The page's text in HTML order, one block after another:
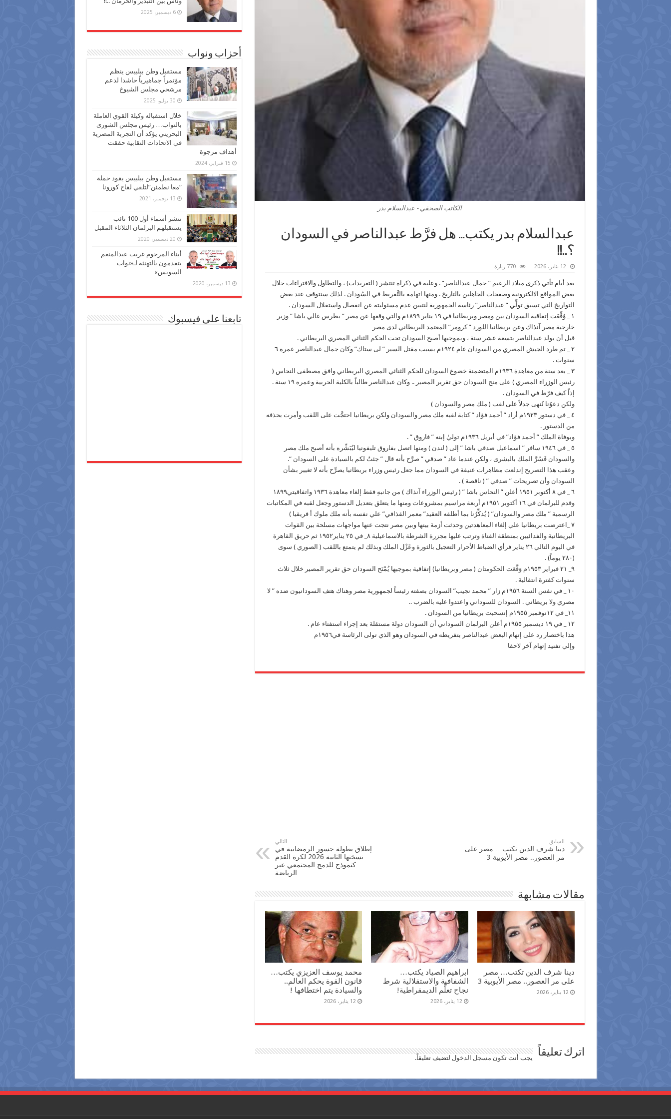
الكاتب الصحفي - عبدالسلام بدر
عبدالسلام بدر يكتب… هل فرَّط عبدالناصر في السودان
؟..!!
12 يناير، 2026 770 زيارة
بعد أيام تأتي ذكرى ميلاد الزعيم ” جمال عبدالناصر” . وعليه في ذكراه تنتشر ( التغريدات) ، والتطاول والافتراءات خلال
بعض المواقع الالكترونية وصفحات الجاهلين بالتاريخ . ومنها اتهامه بالتَّفريط في السُودان . لذلك سنتوقف عند بعض
التواريخ التي تسبق تولِّي ” عبدالناصر” رئاسة الجمهورية لنتبين عدم مسئوليته عن انفصال واستقلال السودان .
١ _ وُقِّعَت إتفاقية السودان بين ومصر وبريطانيا في ١٩ يناير ١٨٩٩م والتي وقعها عن مصر ” بطرس غالي باشا ” وزير
خارجية مصر آنذاك وعن بريطانيا اللورد ” كرومر” المعتمد البريطاني لدى مصر
قبل أن يولد عبدالناصر بتسعة عشر سنة ، وبموجبها أصبح السودان تحت الحكم الثنائي المصري البريطاني .
٢ _ تم طرد الجيش المصري من السودان عام ١٩٢٤م بسبب مقتل السير ” لى ستاك” وكان جمال عبدالناصر عمره ٦
سنوات .
٣ _ بعد سنة من معاهدة ١٩٣٦م المتضمنة خضوع السودان للحكم الثنائي المصري البريطاني وافق مصطفى النحاس (
رئيس الوزراء المصري ) على منح السودان حق تقرير المصير .. وكان عبدالناصر طالباً بالكلية الحربية وعمره ١٩ سنة .
إذاً كيف فرّط في السودان .
ولكن دعوُنا نُنهى جدلاً على لقب ( ملك مصر والسودان )
٤ _ في دستور ١٩٢٣م أراد ” أحمد فؤاد ” كتابة لقبه ملك مصر والسودان ولكن بريطانيا احتجَّت على اللقب وأمرت بحذفه
من الدستور .
وبوفاة الملك ” أحمد فؤاد” في أبريل ١٩٣٦م توليٰ إبنه ” فاروق ” .
٥ _ في ١٩٤٦ سافر ” اسماعيل صدقي باشا ” إلى ( لندن ) ومنها اتصل بفاروق تليفونيا ليُبَشِّره بأنه أصبح ملك مصر
والسودان فَسُرَّ الملك بالبشرى ، ولكن عندما عاد ” صدقي ” صرَّح بأنه قال ” جئتُ لكم بالسيادة على السودان “.
وعقب هذا التصريح إندلعت مظاهرات عنيفة في السودان مما جعل رئيس وزراء بريطانيا يصرِّح بأنه لا تغيير بشأن
السودان وأن تصريحات ” صدقي ” ( ناقصة ) .
٦ _ في ٨ أكتوبر ١٩٥١ أعلن ” النحاس باشا ” ( رئيس الوزراء آنذاك ) من جانبهِ فقط إلغاء معاهدة ١٩٣٦ واتفاقيتي١٨٩٩
وقدم للبرلمان في ١٦ أكتوبر ١٩٥١م أربعة مراسيم بمشروعات ومنها ما يتعلق بتعديل الدستور وجعل لقبه في المكاتبات
الرسمية ” ملك مصر والسودان” ( يُذكِّرُنا بما أطلقه العقيد” معمر القذافي” علي نفسه بأنه ملك ملوك أ فريقيا )
٧ _اعترضت بريطانيا علي إلغاء المعاهدتين وحدثت أزمة بينها وبين مصر نتجت عنها مواجهات مسلحة بين القوات
البريطانية والفدائيين بمنطقة القناة وترتب عليها مجزرة الشرطة بالاسماعيلية ٨_ في ٢٥ يناير١٩٥٢ ثم حريق القاهرة
في اليوم التالي ٢٦ يناير فرأي الضباط الأحرار التعجيل بالثورة وعَزْل الملك وبذلك لم يتمتع باللقب ( الصوري ) سوى
(٢٨٠ يوماً) .
٩_ ٢١ فبراير ١٩٥٣م وَقَّعَت الحكومتان ( مصر وبريطانيا) إتفاقية بموجبها يُمْنَح السودان حق تقرير المصير خلال ثلاث
سنوات كفترة انتقالية .
١٠ _ في نفس السنة ١٩٥٦م زار ” محمد نجيب” السودان بصفته رئيساً لجمهورية مصر وهناك هتف السودانيون ضده ” لا
مصري ولا بريطاني . السودان للسوداني واعتدوا عليه بالضرب ..
١١_ في ١٢نوفمبر ١٩٥٥م إنسحبت بريطانيا من السودان .
١٢ _ في ١٩ ديسمبر ١٩٥٥م أعلن البرلمان السوداني أن السودان دولة مستقلة بعد إجراء استفتاء عام .
هذا باختصار رد على إتهام البعض عبدالناصر بتفريطه في السودان وهو الذي تولى الرئاسة في١٩٥٦م
وإلي تفنيد إتهام آخر لاحقا
السابق
دينا شرف الدين تكتب… مصر على
مر العصور.. مصر الأيوبية 3
التالي
إطلاق بطولة جسور الرمضانية في
نسختها الثانية 2026 لكرة القدم
كنموذج للدمج المجتمعي عبر
الرياضة
مقالات مشابهة
دينا شرف الدين تكتب… مصر
على مر العصور.. مصر الأيوبية 3
12 يناير، 2026
ابراهيم الصياد يكتب…
الشفافية والاستقلالية شرط
نجاح تعلُّم الديمقراطية!
12 يناير، 2026
محمد يوسف العزيزي يكتب…
قانون القوة يحكم العالم..
والسيادة يتم اختطافها !
12 يناير، 2026
اترك تعليقاً يجب أنت تكون مسجل الدخول لتضيف تعليقاً.
6 ديسمبر، 2025
أحزاب ونواب
مستقبل وطن ببلبيس ينظم
مؤتمراً جماهيرياً حاشدا لدعم
مرشحي مجلس الشيوخ
30 يوليو، 2025
خلال استقباله وكيلة القوي العاملة
بالنواب… رئيس مجلس الشورى
البحريني يؤكد أن التجربة المصرية
في الاتحادات النقابية حققت
أهداف مرجوة
15 فبراير، 2024
مستقبل وطن ببلبيس يقود حملة
“معا نطمئن”لتلقي لقاح كورونا
13 نوفمبر، 2021
ننشر أسماء أول 100 نائب
يستقبلهم البرلمان الثلاثاء المقبل
20 ديسمبر، 2020
أبناء المرحوم غريب عبدالمنعم
يتقدمون بالتهنئة لـ«نواب
السويس»
13 ديسمبر، 2020
تابعنا على فيسبوك